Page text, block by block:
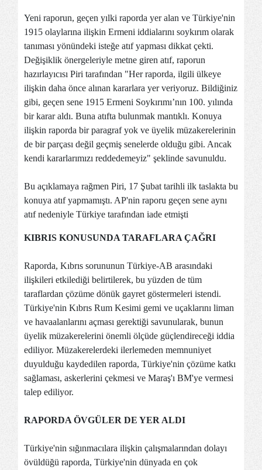
Yeni raporun, geçen yılki raporda yer alan ve Türkiye'nin
1915 olaylarına ilişkin Ermeni iddialarını soykırım olarak
tanıması yönündeki isteğe atıf yapması dikkat çekti.
Değişiklik önergeleriyle metne giren atıf, raporun
hazırlayıcısı Piri tarafından "Her raporda, ilgili ülkeye
ilişkin daha önce alınan kararlara yer veriyoruz. Bildiğiniz
gibi, geçen sene 1915 Ermeni Soykırımı’nın 100. yılında
bir karar aldı. Buna atıfta bulunmak mantıklı. Konuya
ilişkin raporda bir paragraf yok ve üyelik müzakerelerinin
de bir parçası değil geçmiş senelerde olduğu gibi. Ancak
kendi kararlarımızı reddedemeyiz" şeklinde savunuldu.
Bu açıklamaya rağmen Piri, 17 Şubat tarihli ilk taslakta bu
konuya atıf yapmamıştı. AP'nin raporu geçen sene aynı
atıf nedeniyle Türkiye tarafından iade etmişti
KIBRIS KONUSUNDA TARAFLARA ÇAĞRI
Raporda, Kıbrıs sorununun Türkiye-AB arasındaki
ilişkileri etkilediği belirtilerek, bu yüzden de tüm
taraflardan çözüme dönük gayret göstermeleri istendi.
Türkiye'nin Kıbrıs Rum Kesimi gemi ve uçaklarını liman
ve havaalanlarını açması gerektiği savunularak, bunun
üyelik müzakerelerini önemli ölçüde güçlendireceği iddia
ediliyor. Müzakerelerdeki ilerlemeden memnuniyet
duyulduğu kaydedilen raporda, Türkiye'nin çözüme katkı
sağlaması, askerlerini çekmesi ve Maraş'ı BM'ye vermesi
talep ediliyor.
RAPORDA ÖVGÜLER DE YER ALDI
Türkiye'nin sığınmacılara ilişkin çalışmalarından dolayı
övüldüğü raporda, Türkiye'nin dünyada en çok